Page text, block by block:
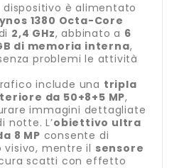
è alimentato
1380 Octa-Core
2,4 GHz, abbinato a 6
di memoria interna,
problemi le attività
include una tripla
da 50+8+5 MP,
immagini dettagliate
notte. L’obiettivo ultra
8 MP consente di
mentre il sensore
scatti con effetto